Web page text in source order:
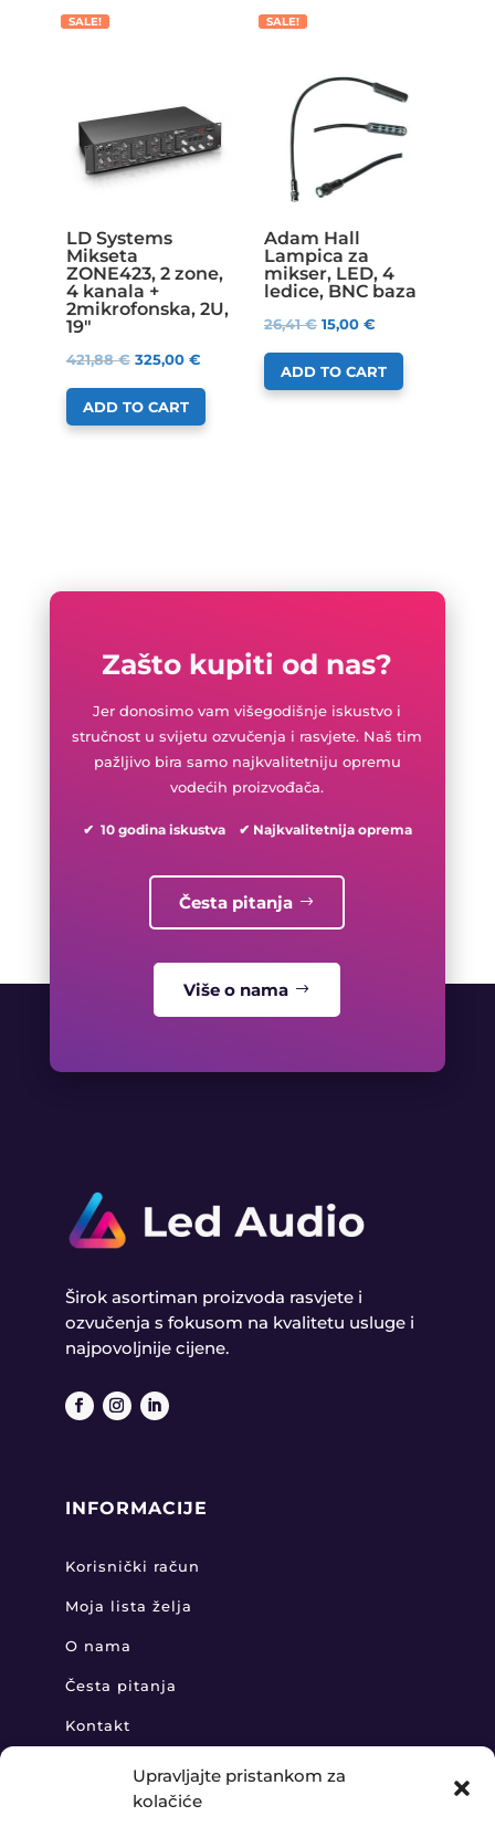
Upravljajte pristankom za
kolačiće
SALE!
LD Systems
Mikseta
ZONE423, 2 zone,
4 kanala +
2mikrofonska, 2U,
19″
421,88€ 325,00 €
ADD TO CART
SALE!
Adam Hall
Lampica za
mikser, LED, 4
ledice, BNC baza
26,41€ 15,00 €
ADD TO CART
Zašto kupiti od nas?
Jer donosimo vam višegodišnje iskustvo i
stručnost u svijetu ozvučenja i rasvjete. Naš tim
pažljivo bira samo najkvalitetniju opremu
vodećih proizvođača.
✔ 10 godina iskustva ✔ Najkvalitetnija oprema
Česta pitanja
Više o nama
Širok asortiman proizvoda rasvjete i
ozvučenja s fokusom na kvalitetu usluge i
najpovoljnije cijene.
INFORMACIJE
Korisnički račun
Moja lista želja
O nama
Česta pitanja
Kontakt